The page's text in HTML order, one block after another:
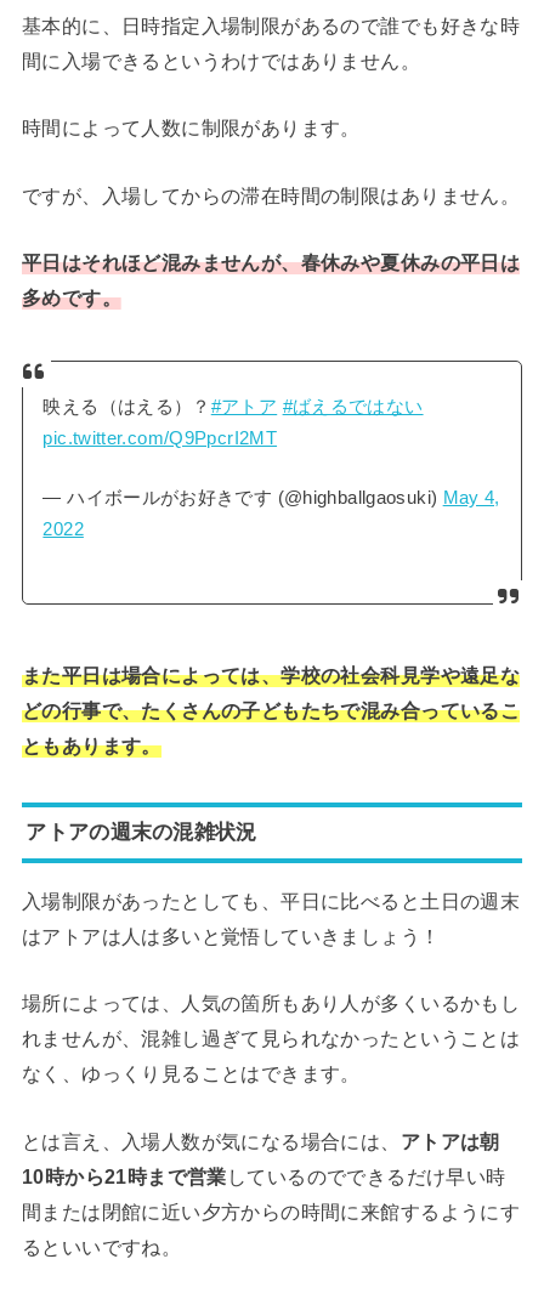
基本的に、日時指定入場制限があるので誰でも好きな時
間に入場できるというわけではありません。
時間によって人数に制限があります。
ですが、入場してからの滞在時間の制限はありません。
平日はそれほど混みませんが、春休みや夏休みの平日は
多めです。
映える（はえる）？ #アトア #ばえるではない
pic.twitter.com/Q9PpcrI2MT
— ハイボールがお好きです (@highballgaosuki) May 4,
2022
また平日は場合によっては、学校の社会科見学や遠足な
どの行事で、たくさんの子どもたちで混み合っているこ
ともあります。
アトアの週末の混雑状況
入場制限があったとしても、平日に比べると土日の週末
はアトアは人は多いと覚悟していきましょう！
場所によっては、人気の箇所もあり人が多くいるかもし
れませんが、混雑し過ぎて見られなかったということは
なく、ゆっくり見ることはできます。
とは言え、入場人数が気になる場合には、 アトアは朝
10時から21時まで営業 しているのでできるだけ早い時
間または閉館に近い夕方からの時間に来館するようにす
るといいですね。